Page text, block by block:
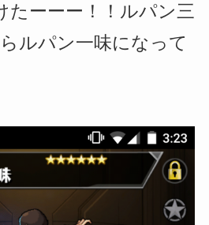
たーーー！！ルパン三
ルパン一味になって